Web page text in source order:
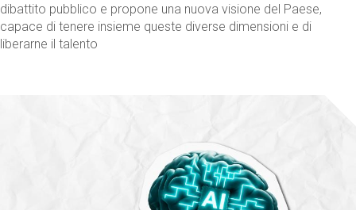
dibattito pubblico e propone una nuova visione del Paese,
capace di tenere insieme queste diverse dimensioni e di
liberarne il talento